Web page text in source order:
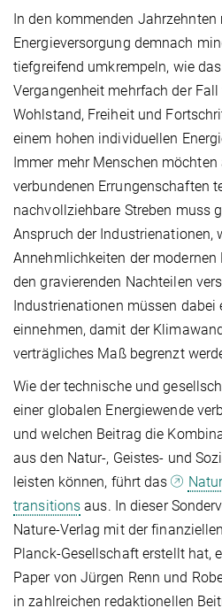
In den kommenden
Energieversorgung demnach
tiefgreifend umkrempeln, wie
Vergangenheit mehrfach der
Wohlstand, Freiheit und
einem hohen individuellen
Immer mehr Menschen
verbundenen Errungenschaften
nachvollziehbare Streben muss
Anspruch der Industrienationen,
Annehmlichkeiten der
den gravierenden Nachteilen
Industrienationen müssen dabei
einnehmen, damit der
verträgliches Maß begrenzt
Wie der technische und
einer globalen Energiewende
und welchen Beitrag die
aus den Natur-, Geistes- und
leisten können, führt das
transitions aus. In dieser
Nature-Verlag mit der
Planck-Gesellschaft erstellt hat,
Paper von Jürgen Renn und
in zahlreichen redaktionellen